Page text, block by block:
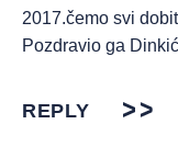
2017.čemo svi
Pozdravio ga
REPLY